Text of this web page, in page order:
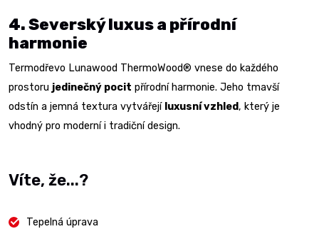
4. Severský luxus a přírodní
harmonie
Termodřevo Lunawood ThermoWood® vnese do každého
prostoru jedinečný pocit přírodní harmonie. Jeho tmavší
odstín a jemná textura vytvářejí luxusní vzhled, který je
vhodný pro moderní i tradiční design.
Víte, že...?
Tepelná úprava